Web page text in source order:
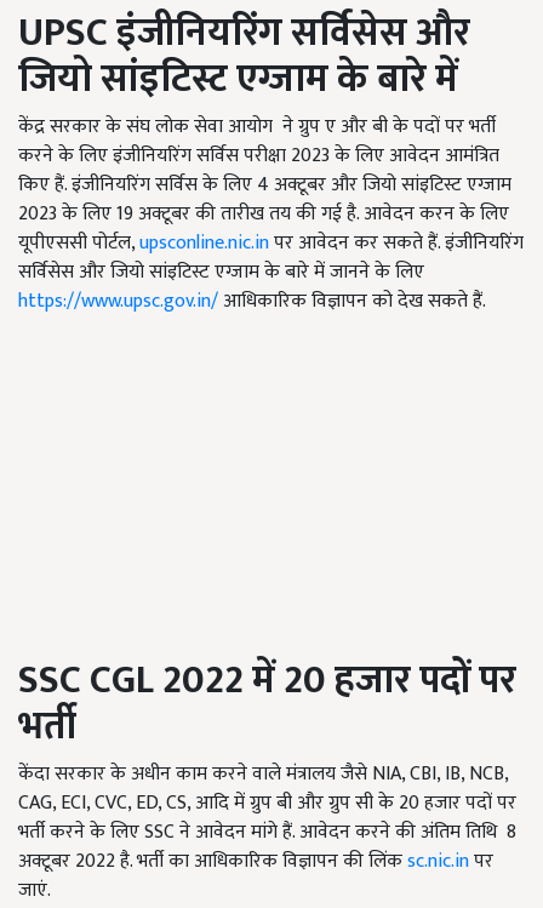
UPSCइंजीनियरिंग सर्विसेस और
जियो सांइटिस्ट एग्जाम के बारे में
केंद्र सरकार के संघ लोक सेवा आयोग ने ग्रुप ए और बी के पदों पर भर्ती
करने के लिए इंजीनियरिंग सर्विस परीक्षा 2023 के लिए आवेदन आमंत्रित
किए हैं. इंजीनियरिंग सर्विस के लिए 4 अक्टूबर और जियो सांइटिस्ट एग्जाम
2023 के लिए 19 अक्टूबर की तारीख तय की गई है. आवेदन करन के लिए
यूपीएससी पोर्टल,upsconline.nic.inपर आवेदन कर सकते हैं. इंजीनियरिंग
सर्विसेस और जियो सांइटिस्ट एग्जाम के बारे में जानने के लिए
https://www.upsc.gov.in/आधिकारिक विज्ञापन को देख सकते हैं.
SSC CGL 2022में 20 हजार पदों पर
भर्ती
केंदा सरकार के अधीन काम करने वाले मंत्रालय जैसे NIA, CBI, IB, NCB,
CAG, ECI, CVC, ED, CS, आदि में ग्रुप बी और ग्रुप सी के 20 हजार पदों पर
भर्ती करने के लिए SSC ने आवेदन मांगे हैं. आवेदन करने की अंतिम तिथि 8
अक्टूबर 2022 है. भर्ती का आधिकारिक विज्ञापन की लिंकsc.nic.inपर
जाएं.